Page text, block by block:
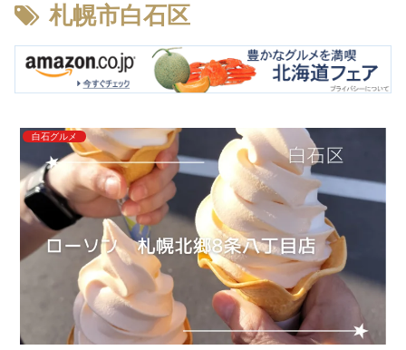
札幌市白石区
白石グルメ